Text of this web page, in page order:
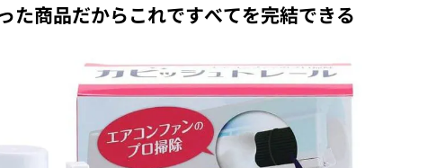
た商品だからこれですべてを完結できる